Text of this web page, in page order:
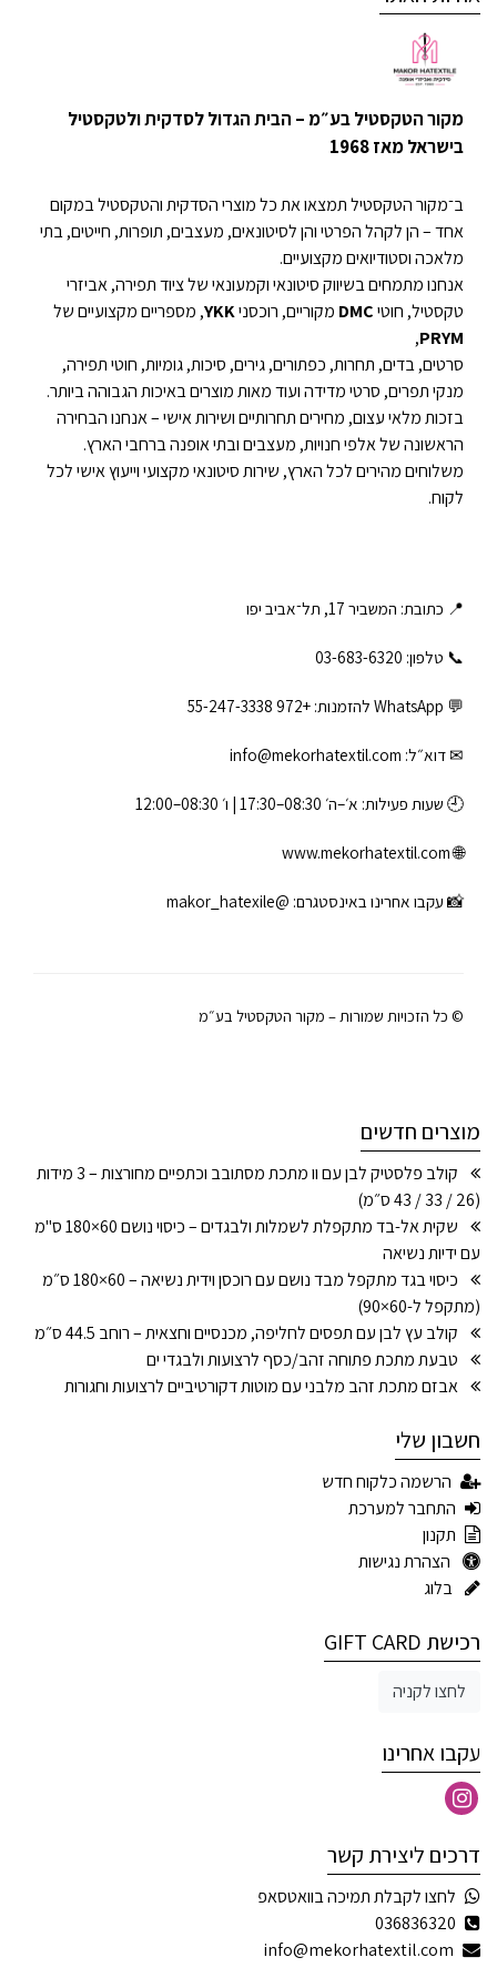
מקור הטקסטיל בע״מ – הבית הגדול לסדקית ולטקסטיל
בישראל מאז 1968
ב־מקור הטקסטיל תמצאו את כל מוצרי הסדקית והטקסטיל במקום
אחד – הן לקהל הפרטי והן לסיטונאים, מעצבים, תופרות, חייטים, בתי
מלאכה וסטודיואים מקצועיים.
אנחנו מתמחים בשיווק סיטונאי וקמעונאי של ציוד תפירה, אביזרי
טקסטיל, חוטיDMC מקוריים, רוכסניYKK, מספריים מקצועיים של
PRYM
,
סרטים, בדים, תחרות, כפתורים, גירים, סיכות, גומיות, חוטי תפירה,
מנקי תפרים, סרטי מדידה ועוד מאות מוצרים באיכות הגבוהה ביותר.
בזכות מלאי עצום, מחירים תחרותיים ושירות אישי – אנחנו הבחירה
הראשונה של אלפי חנויות, מעצבים ובתי אופנה ברחבי הארץ.
משלוחים מהירים לכל הארץ, שירות סיטונאי מקצועי וייעוץ אישי לכל
לקוח.
📍 כתובת: המשביר 17, תל־אביב יפו
📞 טלפון: ‎03-683-6320
💬 WhatsApp להזמנות: +972 55-247-3338
✉ דוא״ל: info@mekorhatextil.com
🕘 שעות פעילות: א׳–ה׳ 08:30–17:30 | ו׳ 08:30–12:00
🌐
www.mekorhatextil.com
📸 עקבו אחרינו באינסטגרם: @makor_hatexile
© כל הזכויות שמורות – מקור הטקסטיל בע״מ
מוצרים חדשים
קולב פלסטיק לבן עם וו מתכת מסתובב וכתפיים מחורצות – 3 מידות
(26 / 33 / 43 ס״מ)
שקית אל-בד מתקפלת לשמלות ולבגדים – כיסוי נושם 60×180 ס"מ
עם ידיות נשיאה
כיסוי בגד מתקפל מבד נושם עם רוכסן וידית נשיאה – 60×180 ס״מ
(מתקפל ל-60×90)
קולב עץ לבן עם תפסים לחליפה, מכנסיים וחצאית – רוחב 44.5 ס״מ
טבעת מתכת פתוחה זהב/כסף לרצועות ולבגדי ים
אבזם מתכת זהב מלבני עם מוטות דקורטיביים לרצועות וחגורות
חשבון שלי
הרשמה כלקוח חדש
התחבר למערכת
תקנון
הצהרת נגישות
בלוג
רכישת GIFT CARD
לחצו לקניה
עקבו אחרינו
דרכים ליצירת קשר
לחצו לקבלת תמיכה בוואטסאפ
036836320
info@mekorhatextil.com